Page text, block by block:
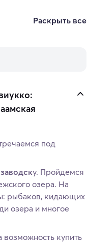
Раскрыть все
под
у. Пройдемся
озера. На
рыбаков, кидающих
озера и многое
купить